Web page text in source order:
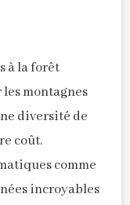
à la forêt
montagnes
diversité de
coût.
comme
incroyables